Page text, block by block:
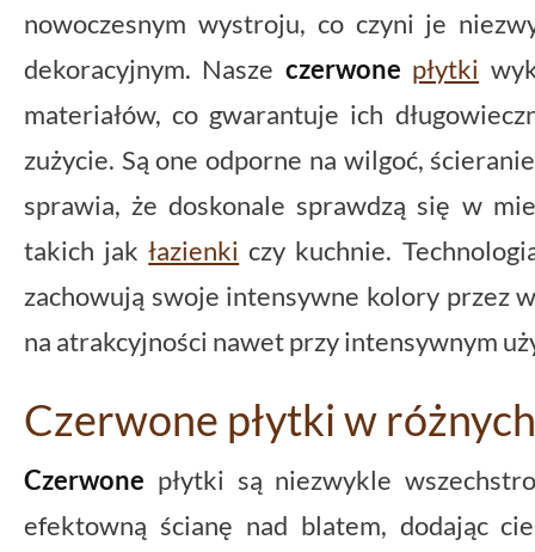
nowoczesnym wystroju, co czyni je
dekoracyjnym. Nasze czerwone płytki
materiałów, co gwarantuje ich
zużycie. Są one odporne na wilgoć,
sprawia, że doskonale sprawdzą się w
takich jakłazienki czy kuchnie.
zachowują swoje intensywne kolory przez
na atrakcyjności nawet przy intensywnym
Czerwone płytki w
Czerwone płytki są niezwykle
efektowną ścianę nad blatem, dodając